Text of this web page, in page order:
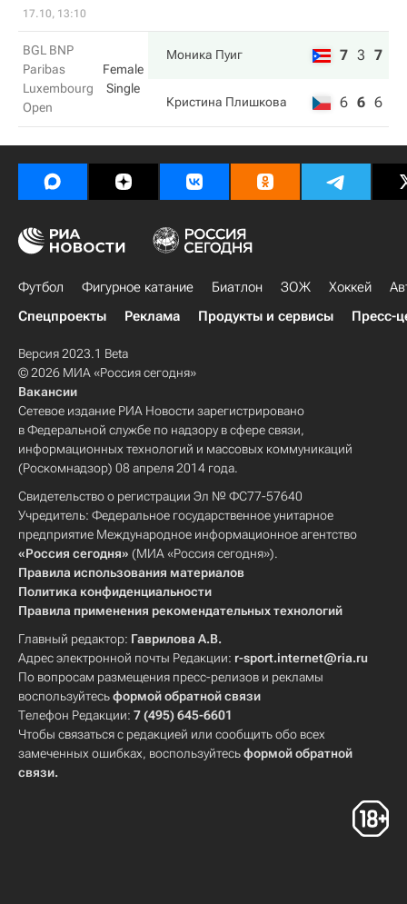
17.10, 13:10
BGL BNP
Paribas
Luxembourg
Open
Female
Single
Моника Пуиг 7 3 7
Кристина Плишкова 6 6 6
Футбол Фигурное катание Биатлон ЗОЖ Хоккей
Спецпроекты
Реклама Продукты и сервисы Пресс-
Версия 2023.1 Beta
© 2026 МИА «Россия сегодня»
Вакансии
Сетевое издание РИА Новости зарегистрировано
в Федеральной службе по надзору в сфере связи,
информационных технологий и массовых коммуникаций
(Роскомнадзор) 08 апреля 2014 года.
Свидетельство о регистрации Эл № ФС77-57640
Учредитель: Федеральное государственное унитарное
предприятие Международное информационное агентство
«Россия сегодня» (МИА «Россия сегодня»).
Правила использования материалов
Политика конфиденциальности
Правила применения рекомендательных технологий
Главный редактор: Гаврилова А.В.
Адрес электронной почты Редакции: r-sport.internet@ria.ru
По вопросам размещения пресс-релизов и рекламы
воспользуйтесьформой обратной связи
Телефон Редакции: 7 (495) 645-6601
Чтобы связаться с редакцией или сообщить обо всех
замеченных ошибках, воспользуйтесьформой обратной
связи.